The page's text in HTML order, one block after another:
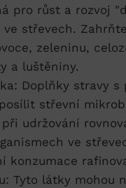
pro růst a rozvoj
střevech.
zeleninu,
a luštěniny.
Doplňky stravy s
střevní
udržování
ve
konzumace
Tyto látky mohou